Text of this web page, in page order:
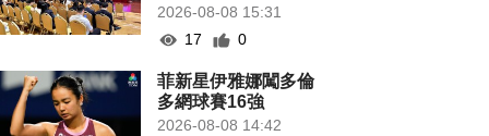
2026-08-08 15:31
17
0
菲新星伊雅娜闖多倫
多網球賽16強
2026-08-08 14:42